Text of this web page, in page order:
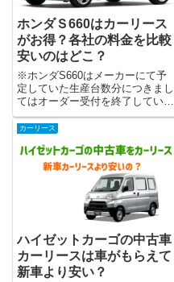
ホンダＳ660はカーリース
がお得？各社の料金を比較
安いのはどこ？
※ホンダS660はメーカーにて予
定していた生産台数分につきまし
てはオーダー受付を終了していま
す。ホンダＳ660はバブル期に発
売されていた軽ミッドシップオー
とウワサされながら開発されて
2015年の4月に発売されま...
カーリース
ハイゼットカーゴの中古車
カーリースは車がもらえて
新車より安い？